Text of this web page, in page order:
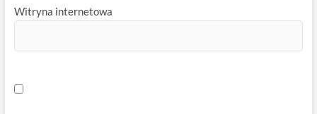
Witryna internetowa